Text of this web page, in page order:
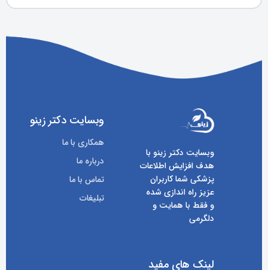
وبسایت دکتر زینو با
هدف افزایش اطلاعات
پزشکی شما کاربران
عزیز راه اندازی شده
و فقط با همایت و
دلگرمی
وبسایت دکتر زینو
همکاری با ما
درباره ما
تماس با ما
تبلیغات
لینک های مفید